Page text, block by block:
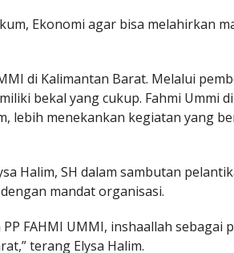
Ekonomi agar bisa melahirkan
di Kalimantan Barat. Melalui
bekal yang cukup. Fahmi Ummi
lebih menekankan kegiatan yang
Halim, SH dalam sambutan
mandat organisasi.
FAHMI UMMI, inshaallah sebagai
terang Elysa Halim.